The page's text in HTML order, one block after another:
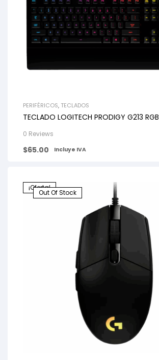
PERIFÉRICOS, TECLADOS
TECLADO LOGITECH PRODIGY G213 RGB
0 Reviews
$65.00 Incluye IVA
¡Oferta!
Out Of Stock